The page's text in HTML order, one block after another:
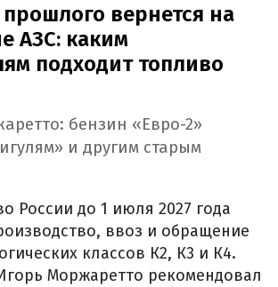
вернется на
АЗС: каким
подходит топливо
бензин «Евро-2»
и другим старым
России до 1 июля 2027 года
ввоз и обращение
классов К2, К3 и К4.
Моржаретто рекомендовал